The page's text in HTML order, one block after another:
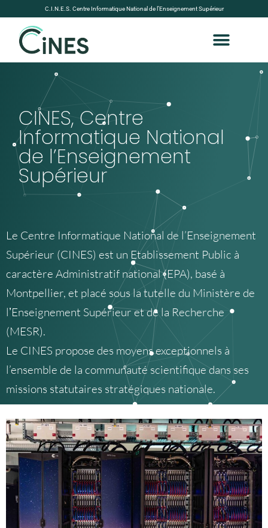
C.I.N.E.S. Centre Informatique National de l’Enseignement Supérieur
CINES, Centre
Informatique National
de l’Enseignement
Supérieur
Le Centre Informatique National de l’Enseignement
Supérieur (CINES) est un Etablissement Public à
caractère Administratif national (EPA), basé à
Montpellier, et placé sous la tutelle du Ministère de
lʼEnseignement Supérieur et de la Recherche
(MESR).
Le CINES propose des moyens exceptionnels à
l’ensemble de la communauté scientifique dans ses
missions statutaires stratégiques nationale.